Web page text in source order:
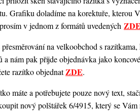
Grafiku doladíme na korektuře, kterou
v jednom z formátů uvedených ZDE
na velkoobchod s
a nám pak přijde objednávka jako
razítko objednatZDE.
máte a potřebujete pouze nový text,
nový polštářek 6/4915, který se